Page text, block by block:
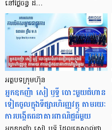
នៅថ្ងៃចន្ទ ដ…
អត្ថបទក្រុមហ៊ុន
អ្នកឧកញ៉ា សៀ ឫទ្ធី បោះមួយជំហាន
ទៀតចូលក្នុងទីផ្សារហិរញ្ញវត្ថុ តាមរយៈ
ការបង្កើតធនាគារពាណិជ្ជធំមួយ